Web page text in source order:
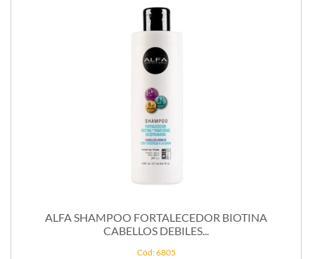
ALFA SHAMPOO FORTALECEDOR BIOTINA
CABELLOS DEBILES...
Cód: 6805